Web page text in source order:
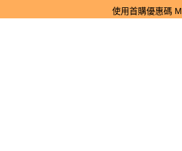
使用首購優惠碼